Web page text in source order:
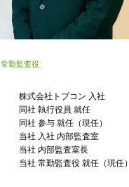
常勤監査役
株式会社トプコン 入社
同社 執行役員 就任
同社 参与 就任（現任）
当社 入社 内部監査室
当社 内部監査室長
当社 常勤監査役 就任（現任）